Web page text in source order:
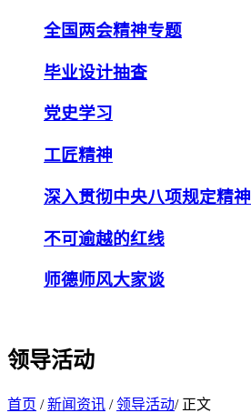
全国两会精神专题
毕业设计抽查
党史学习
工匠精神
深入贯彻中央八项规定精
不可逾越的红线
师德师风大家谈
领导活动
首页 /新闻资讯 /领导活动/ 正文